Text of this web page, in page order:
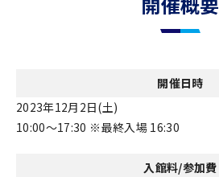
開催日時
2023年12月2日(土)
10:00〜17:30 ※最終入場 16:30
入館料/参加費